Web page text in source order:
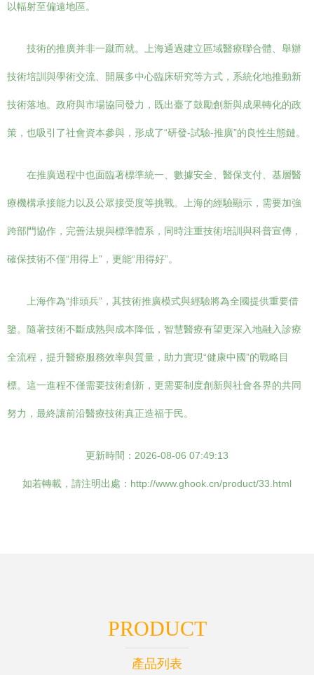
以輻射至偏遠地區。
技術的推廣并非一蹴而就。上海通過建立區域醫療聯合體、舉辦
技術培訓與學術交流、開展多中心臨床研究等方式，系統化地推動新
技術落地。政府與市場協同發力，既出臺了鼓勵創新與成果轉化的政
策，也吸引了社會資本參與，形成了“研發-試驗-推廣”的良性生態鏈。
在推廣過程中也面臨著標準統一、數據安全、醫保支付、基層醫
療機構承接能力以及公眾接受度等挑戰。上海的經驗顯示，需要加強
跨部門協作，完善法規與標準體系，同時注重技術培訓與科普宣傳，
確保技術不僅“用得上”，更能“用得好”。
上海作為“排頭兵”，其技術推廣模式與經驗將為全國提供重要借
鑒。隨著技術不斷成熟與成本降低，智慧醫療有望更深入地融入診療
全流程，提升醫療服務效率與質量，助力實現“健康中國”的戰略目
標。這一進程不僅需要技術創新，更需要制度創新與社會各界的共同
努力，最終讓前沿醫療技術真正造福于民。
更新時間：2026-08-06 07:49:13
如若轉載，請注明出處：http://www.ghook.cn/product/33.html
PRODUCT
產品列表